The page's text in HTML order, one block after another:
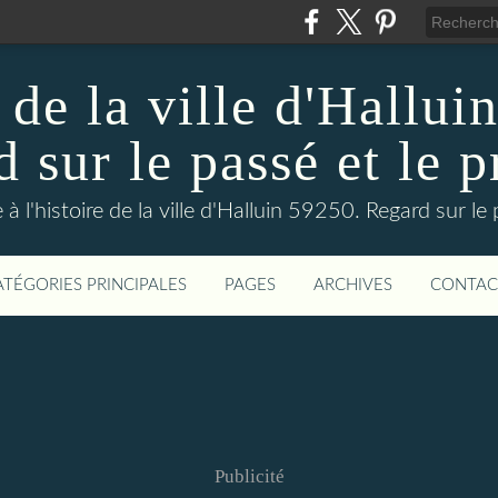
la ville
sur le passé et le
l'histoire de la ville d'Halluin 59250. Regard sur le
PRINCIPALES PAGES ARCHIVES
Publicité